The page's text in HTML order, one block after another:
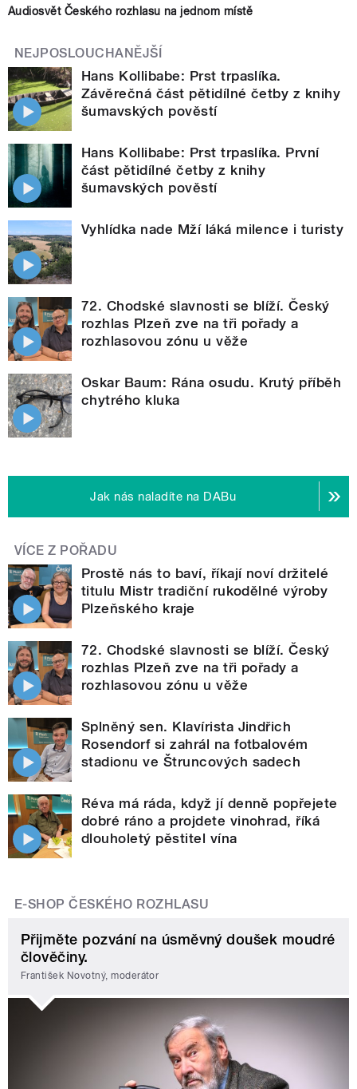
Audiosvět Českého rozhlasu na jednom místě
NEJPOSLOUCHANĚJŠÍ
Hans Kollibabe: Prst trpaslíka.
Závěrečná část pětidílné četby z knihy
šumavských pověstí
Hans Kollibabe: Prst trpaslíka. První
část pětidílné četby z knihy
šumavských pověstí
Vyhlídka nade Mží láká milence i turisty
72. Chodské slavnosti se blíží. Český
rozhlas Plzeň zve na tři pořady a
rozhlasovou zónu u věže
Oskar Baum: Rána osudu. Krutý příběh
chytrého kluka
Jak nás naladíte na DABu
VÍCE Z POŘADU
Prostě nás to baví, říkají noví držitelé
titulu Mistr tradiční rukodělné výroby
Plzeňského kraje
72. Chodské slavnosti se blíží. Český
rozhlas Plzeň zve na tři pořady a
rozhlasovou zónu u věže
Splněný sen. Klavírista Jindřich
Rosendorf si zahrál na fotbalovém
stadionu ve Štruncových sadech
Réva má ráda, když jí denně popřejete
dobré ráno a projdete vinohrad, říká
dlouholetý pěstitel vína
E-SHOP ČESKÉHO ROZHLASU
Přijměte pozvání na úsměvný doušek moudré
člověčiny.
František Novotný, moderátor